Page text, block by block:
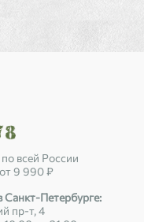
по всей России
9 990 ₽
Санкт-Петербурге:
пр-т, 4